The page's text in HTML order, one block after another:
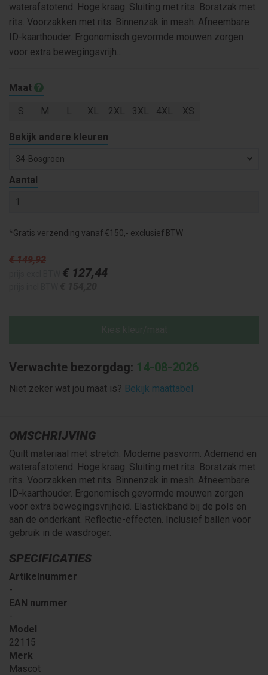
waterafstotend. Hoge kraag. Sluiting met rits. Borstzak met
rits. Voorzakken met rits. Binnenzak in mesh. Afneembare
ID-kaarthouder. Ergonomisch gevormde mouwen zorgen
voor extra bewegingsvrijh...
Maat
S M L XL 2XL 3XL 4XL XS
Bekijk andere kleuren
34-Bosgroen
Aantal
*Gratis verzending vanaf €150,- exclusief BTW
€ 149,92
€ 127,44
Verwachte bezorgdag: 14-08-2026
Niet zeker wat jou maat is? Bekijk maattabel
OMSCHRIJVING
Quilt materiaal met stretch. Moderne pasvorm. Ademend en
waterafstotend. Hoge kraag. Sluiting met rits. Borstzak met
rits. Voorzakken met rits. Binnenzak in mesh. Afneembare
ID-kaarthouder. Ergonomisch gevormde mouwen zorgen
voor extra bewegingsvrijheid. Elastiekband bij de pols en
aan de onderkant. Reflectie-effecten. Inclusief ballen voor
gebruik in de wasdroger.
SPECIFICATIES
Artikelnummer
-
EAN nummer
-
Model
22115
Merk
Mascot